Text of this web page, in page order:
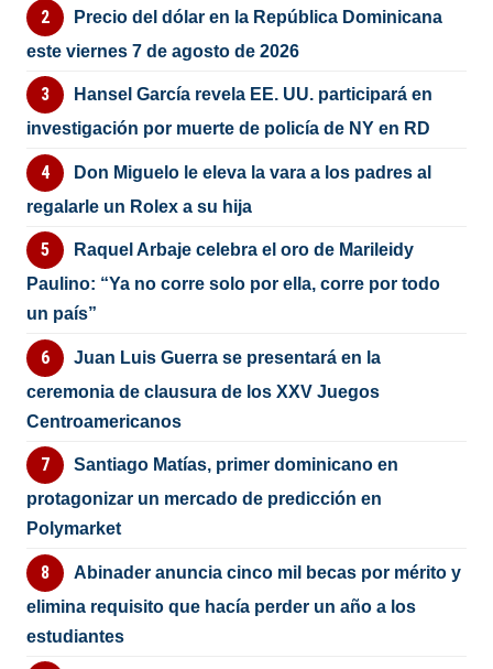
Precio del dólar en la República Dominicana
este viernes 7 de agosto de 2026
Hansel García revela EE. UU. participará en
investigación por muerte de policía de NY en RD
Don Miguelo le eleva la vara a los padres al
regalarle un Rolex a su hija
Raquel Arbaje celebra el oro de Marileidy
Paulino: “Ya no corre solo por ella, corre por todo
un país”
Juan Luis Guerra se presentará en la
ceremonia de clausura de los XXV Juegos
Centroamericanos
Santiago Matías, primer dominicano en
protagonizar un mercado de predicción en
Polymarket
Abinader anuncia cinco mil becas por mérito y
elimina requisito que hacía perder un año a los
estudiantes